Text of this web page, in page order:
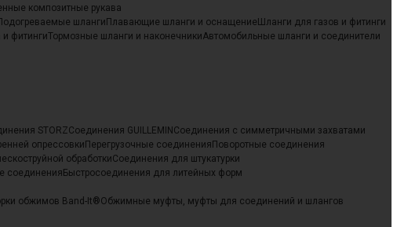
композитные рукава
шланги Плавающие шланги и оснащение Шланги для газов и фитинги
фитингиТормозные шланги и наконечникиАвтомобильные шланги и соединители
STORZСоединения GUILLEMIN Соединения с симметричными захватами
опрессовки Перегрузочные соединения Поворотные соединения
обработкиCоединения для штукатурки
соединения Быстросоединения для литейных форм
обжимов Band-It®Обжимные муфты, муфты для соединений и шлангов